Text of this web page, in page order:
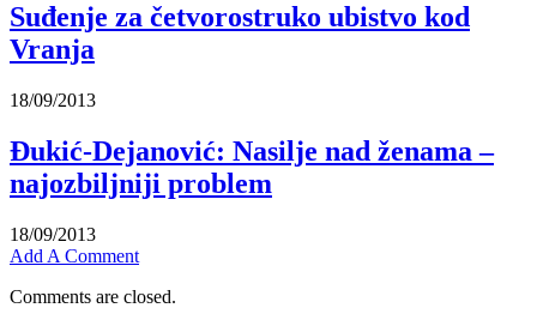
Suđenje za četvorostruko ubistvo kod
Vranja
18/09/2013
Đukić-Dejanović: Nasilje nad ženama –
najozbiljniji problem
18/09/2013
Add A Comment
Comments are closed.